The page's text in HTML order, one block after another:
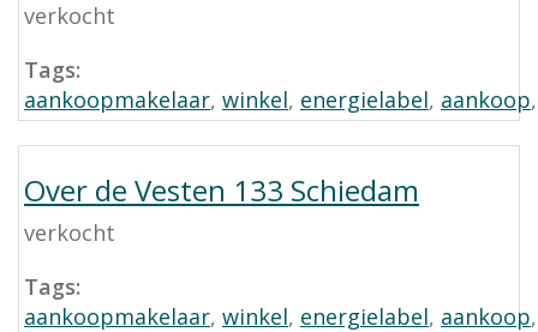
verkocht
Tags:
aankoopmakelaar, winkel, energielabel, aankoop
Over de Vesten 133 Schiedam
verkocht
Tags:
aankoopmakelaar, winkel, energielabel, aankoop